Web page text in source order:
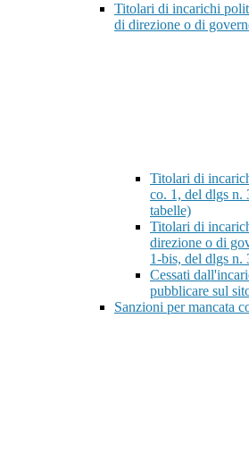
Titolari di incarichi
di direzione o di
Titolari di
co. 1, del dlgs n.
tabelle)
Titolari di
direzione o di
1-bis, del dlgs n.
Cessati
pubblicare sul
Sanzioni per mancata